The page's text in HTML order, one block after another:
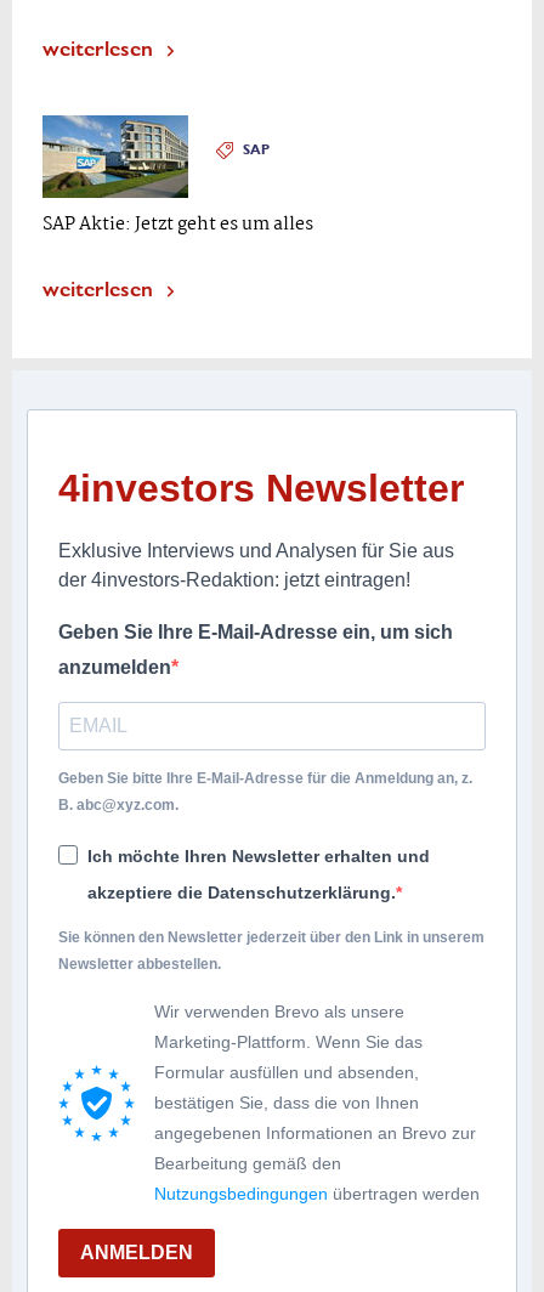
weiterlesen
SAP
SAP Aktie: Jetzt geht es um alles
weiterlesen
4investors Newsletter
Exklusive Interviews und Analysen für Sie aus
der 4investors-Redaktion: jetzt eintragen!
Geben Sie Ihre E-Mail-Adresse ein, um sich
anzumelden
Geben Sie bitte Ihre E-Mail-Adresse für die Anmeldung an, z.
B. abc@xyz.com.
Ich möchte Ihren Newsletter erhalten und
akzeptiere die Datenschutzerklärung.
Sie können den Newsletter jederzeit über den Link in unserem
Newsletter abbestellen.
Wir verwenden Brevo als unsere
Marketing-Plattform. Wenn Sie das
Formular ausfüllen und absenden,
bestätigen Sie, dass die von Ihnen
angegebenen Informationen an Brevo zur
Bearbeitung gemäß den
Nutzungsbedingungen übertragen werden
ANMELDEN